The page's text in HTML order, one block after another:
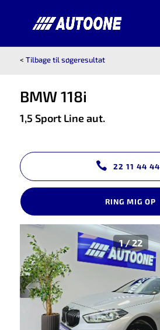
< Tilbage til søgeresultat
BMW 118i
1,5 Sport Line aut.
22 11 44 44
RING MIG OP
1/22